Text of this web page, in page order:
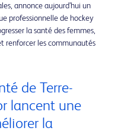
annonce aujourd’hui un
professionnelle de hockey
la santé des femmes,
renforcer les communautés
de Terre-
lancent une
la